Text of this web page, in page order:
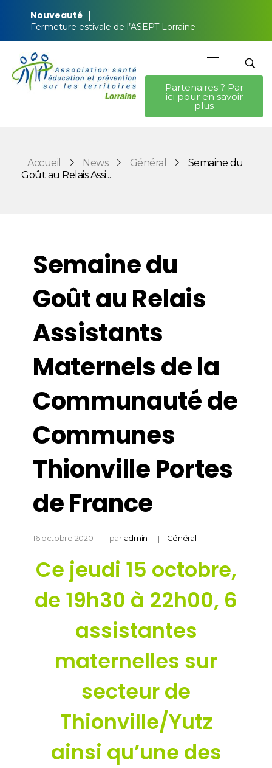
Nouveauté
Fermeture estivale de l’ASEPT Lorraine
Partenaires ? Par
ici pour en savoir
plus
Accueil News Général
Semaine du
Goût au Relais Assi...
Semaine du
Goût au Relais
Assistants
Maternels de la
Communauté de
Communes
Thionville Portes
de France
16 octobre 2020 par admin Général
Ce jeudi 15 octobre,
de 19h30 à 22h00, 6
assistantes
maternelles sur
secteur de
Thionville/Yutz
ainsi qu’une des